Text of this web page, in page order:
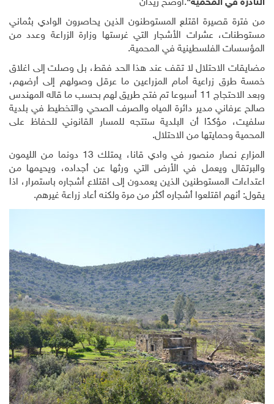
النادرة في المحمية".أوضح زيدان
من فترة قصيرة اقتلع المستوطنون الذين يحاصرون الوادي بثماني
مستوطنات، عشرات الأشجار التي غرستها وزارة الزراعة وعدد من
المؤسسات الفلسطينية في المحمية.
مضايقات الاحتلال لا تقف عند هذا الحد فقط، بل وصلت إلى اغلاق
خمسة طرق زراعية أمام المزراعين ما عرقل وصولهم إلى أرضهم،
وبعد الاحتجاج 11 أسبوعا تم فتح طريق لهم بحسب ما قاله المهندس
صالح عرفاني مدير دائرة المياه والصرف الصحي والتخطيط في بلدية
سلفيت، مؤكدًا أن البلدية ستتجه للمسار القانوني للحفاظ على
المحمية وحمايتها من الاحتلال.
المزارع نصار منصور في وادي قانا، يمتلك 13 دونما من الليمون
والبرتقال ويعمل في الأرض التي ورثها عن أجداده، ويحيمها من
اعتداءات المستوطنين الذين يعمدون إلى اقتلاع أشجاره باستمرار، اذا
يقول: أنهم اقتلعوا أشجاره أكثر من مرة ولكنه أعاد زراعة غيرهم.